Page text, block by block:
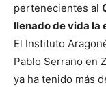
pertenecientes al
llenado de vida la
El Instituto
Pablo Serrano en
ya ha tenido más